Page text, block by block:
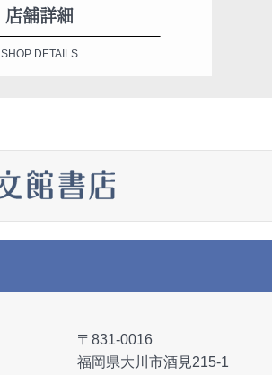
店舗詳細
SHOP DETAILS
〒831-0016
福岡県大川市酒見215-1